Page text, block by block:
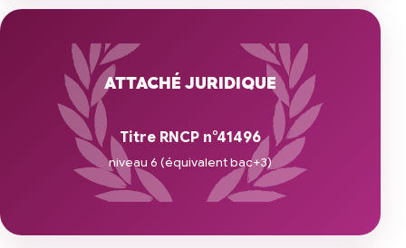
ATTACHÉ JURIDIQUE
Titre RNCP n°41496
niveau 6 (équivalent bac+3)